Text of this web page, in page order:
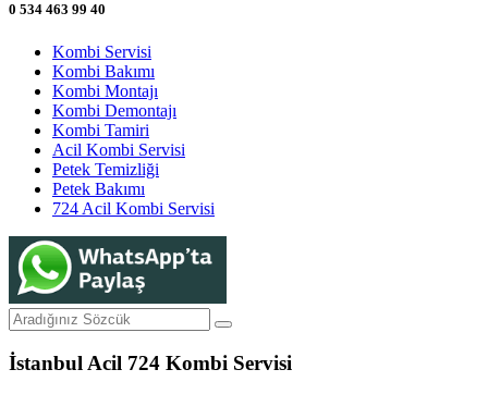
0 534 463 99 40
Kombi Servisi
Kombi Bakımı
Kombi Montajı
Kombi Demontajı
Kombi Tamiri
Acil Kombi Servisi
Petek Temizliği
Petek Bakımı
724 Acil Kombi Servisi
İstanbul Acil 724 Kombi Servisi